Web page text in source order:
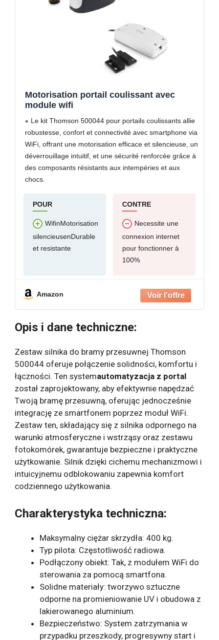
Motorisation portail coulissant avec
module wifi
Le kit Thomson 500044 pour portails coulissants allie
robustesse, confort et connectivité avec smartphone via
WiFi, offrant une motorisation efficace et silencieuse, un
déverrouillage intuitif, et une sécurité renforcée grâce à
des composants résistants aux intempéries et aux
chocs.
POUR
WifinMotorisation
silencieusenDurable
et resistante
CONTRE
Necessite une
connexion internet
pour fonctionner à
100%
Amazon
Opis i dane techniczne:
Zestaw silnika do bramy przesuwnej Thomson
500044 oferuje połączenie solidności, komfortu i
łączności. Ten systemautomatyzacja z portal
został zaprojektowany, aby efektywnie napędzać
Twoją bramę przesuwną, oferując jednocześnie
integrację ze smartfonem poprzez moduł WiFi.
Zestaw ten, składający się z silnika odpornego na
warunki atmosferyczne i wstrząsy oraz zestawu
fotokomórek, gwarantuje bezpieczne i praktyczne
użytkowanie. Silnik dzięki cichemu mechanizmowi i
intuicyjnemu odblokowaniu zapewnia komfort
codziennego użytkowania.
Charakterystyka techniczna:
Maksymalny ciężar skrzydła: 400 kg.
Typ pilota: Częstotliwość radiowa.
Podłączony obiekt: Tak, z modułem WiFi do
sterowania za pomocą smartfona.
Solidne materiały: tworzywo sztuczne
odporne na promieniowanie UV i obudowa z
lakierowanego aluminium.
Bezpieczeństwo: System zatrzymania w
przypadku przeszkody, progresywny start i